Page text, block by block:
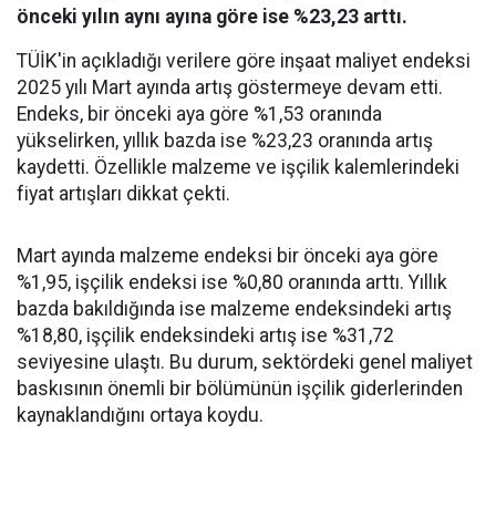
önceki yılın aynı ayına göre ise %23,23 arttı.
TÜİK'in açıkladığı verilere göre inşaat maliyet endeksi
2025 yılı Mart ayında artış göstermeye devam etti.
Endeks, bir önceki aya göre %1,53 oranında
yükselirken, yıllık bazda ise %23,23 oranında artış
kaydetti. Özellikle malzeme ve işçilik kalemlerindeki
fiyat artışları dikkat çekti.
Mart ayında malzeme endeksi bir önceki aya göre
%1,95, işçilik endeksi ise %0,80 oranında arttı. Yıllık
bazda bakıldığında ise malzeme endeksindeki artış
%18,80, işçilik endeksindeki artış ise %31,72
seviyesine ulaştı. Bu durum, sektördeki genel maliyet
baskısının önemli bir bölümünün işçilik giderlerinden
kaynaklandığını ortaya koydu.